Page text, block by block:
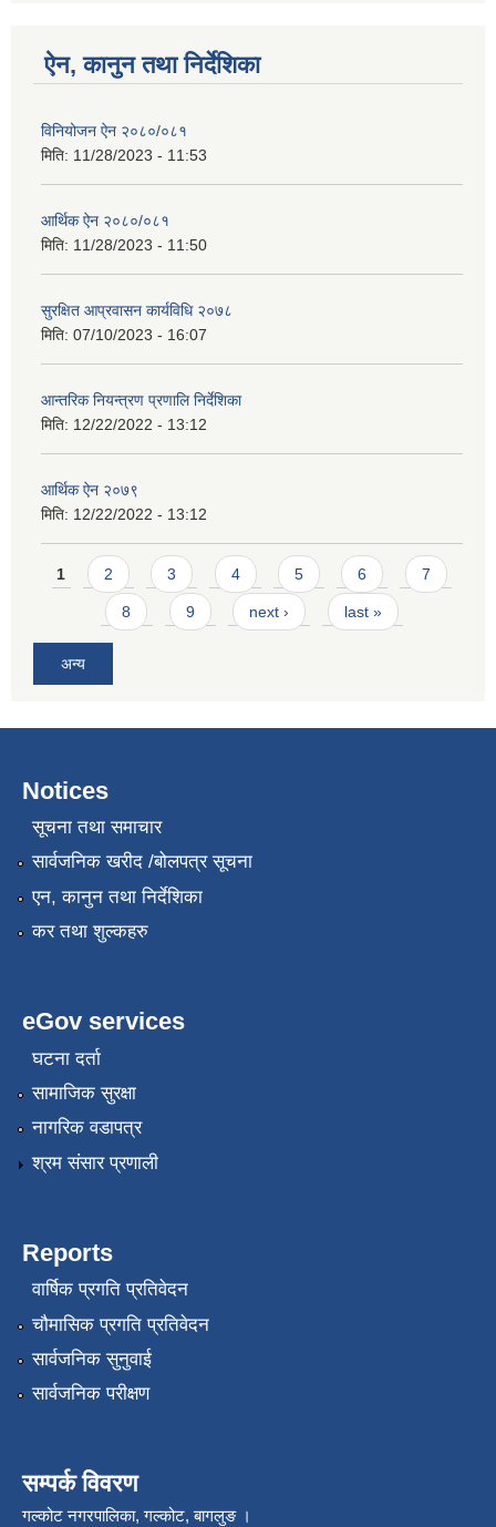
ऐन, कानुन तथा निर्देशिका
विनियोजन ऐन २०८०/०८१
मिति: 11/28/2023 - 11:53
आर्थिक ऐन २०८०/०८१
मिति: 11/28/2023 - 11:50
सुरक्षित आप्रवासन कार्यविधि २०७८
मिति: 07/10/2023 - 16:07
आन्तरिक नियन्त्रण प्रणालि निर्देशिका
मिति: 12/22/2022 - 13:12
आर्थिक ऐन २०७९
मिति: 12/22/2022 - 13:12
Pages
1 2 3 4 5 6 7
8 9 next › last »
अन्य
Notices
सूचना तथा समाचार
सार्वजनिक खरीद /बोलपत्र सूचना
एन, कानुन तथा निर्देशिका
कर तथा शुल्कहरु
eGov services
घटना दर्ता
सामाजिक सुरक्षा
नागरिक वडापत्र
श्रम संसार प्रणाली
Reports
वार्षिक प्रगति प्रतिवेदन
चौमासिक प्रगति प्रतिवेदन
सार्वजनिक सुनुवाई
सार्वजनिक परीक्षण
सम्पर्क विवरण
गल्कोट नगरपालिका, गल्कोट, बागलुङ ।